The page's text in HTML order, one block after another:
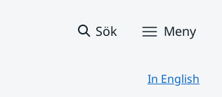
Sök Meny
In English